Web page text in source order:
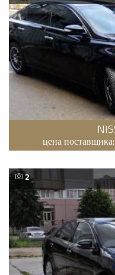
цена
2